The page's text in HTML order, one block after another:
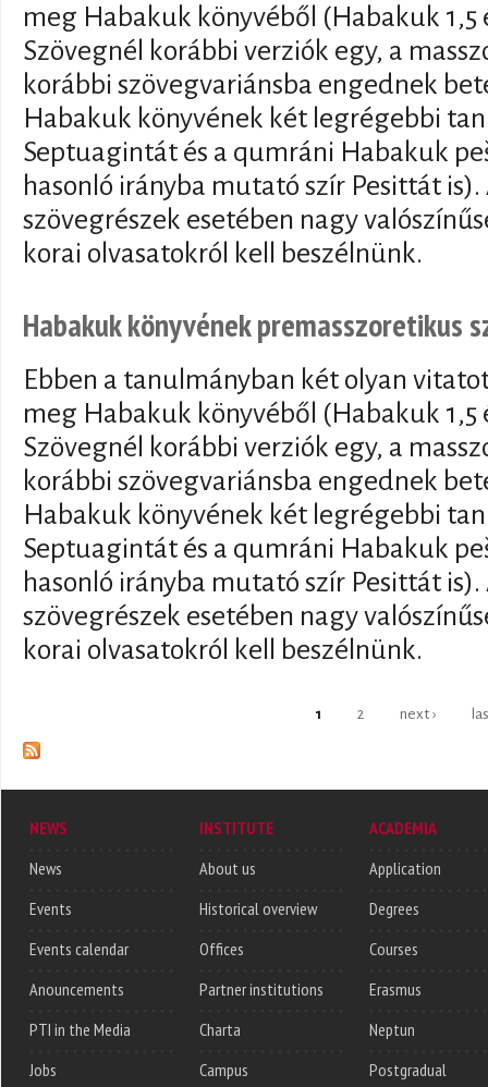
meg Habakuk könyvéből (Habakuk 1,5
Szövegnél korábbi verziók egy, a
korábbi szövegvariánsba engednek
Habakuk könyvének két legrégebbi
Septuagintát és a qumráni Habakuk
hasonló irányba mutató szír Pesittát
szövegrészek esetében nagy
korai olvasatokról kell beszélnünk.
Habakuk könyvének premasszoretikus
Ebben a tanulmányban két olyan
meg Habakuk könyvéből (Habakuk 1,5
Szövegnél korábbi verziók egy, a
korábbi szövegvariánsba engednek
Habakuk könyvének két legrégebbi
Septuagintát és a qumráni Habakuk
hasonló irányba mutató szír Pesittát
szövegrészek esetében nagy
korai olvasatokról kell beszélnünk.
1 2 next ›
NEWS
News
Events
Events calendar
Anouncements
PTI in the Media
Jobs
INSTITUTE
About us
Historical overview
Offices
Partner institutions
Charta
Campus
ACADEMIA
Application
Degrees
Courses
Erasmus
Neptun
Postgradual